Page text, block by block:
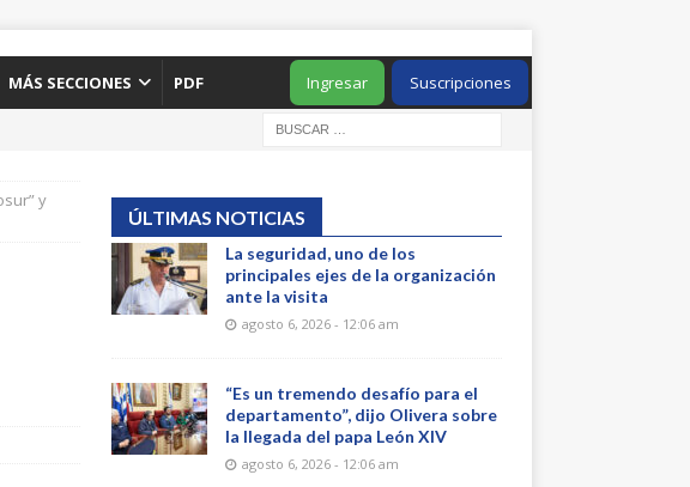
MÁS SECCIONES PDF Suscripciones
Ingresar
y
ÚLTIMAS NOTICIAS
La seguridad, uno de los
principales ejes de la organización
ante la visita
agosto 6, 2026 - 12:06 am
“Es un tremendo desafío para el
departamento”, dijo Olivera sobre
la llegada del papa León XIV
agosto 6, 2026 - 12:06 am